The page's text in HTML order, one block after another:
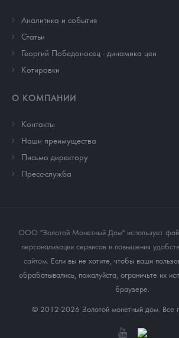
Аналитика и события
Cтатьи
Георгий Победоносец - динамика цен
Котировки
О КОМПАНИИ
Контакты
Наши преимущества
Письмо директору
Пресс-служба
ООО "Золотой Монетный Дом" использует
персонализации сервисов и повышения
сайтом. Если вы не хотите, чтобы ваши
обрабатывались, пожалуйста, ограничьте их
браузере.
© 2012-2026 Золотой монетный дом. Все